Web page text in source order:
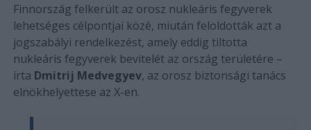
Finnország felkerült az orosz nukleáris fegyverek
lehetséges célpontjai közé, miután feloldották azt a
jogszabályi rendelkezést, amely eddig tiltotta
nukleáris fegyverek bevitelét az ország területére –
írta Dmitrij Medvegyev, az orosz biztonsági tanács
elnökhelyettese az X-en.